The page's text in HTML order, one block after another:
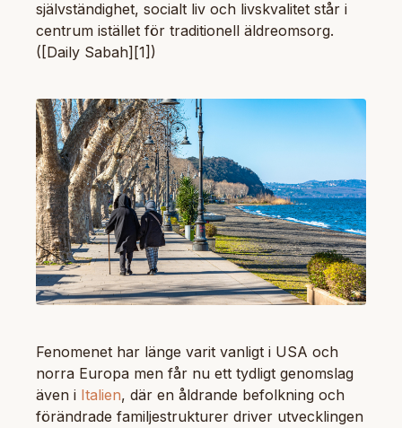
självständighet, socialt liv och livskvalitet står i
centrum istället för traditionell äldreomsorg.
([Daily Sabah][1])
Fenomenet har länge varit vanligt i USA och
norra Europa men får nu ett tydligt genomslag
även i Italien, där en åldrande befolkning och
förändrade familjestrukturer driver utvecklingen